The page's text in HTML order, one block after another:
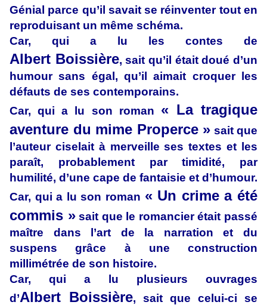
Génial parce qu’il savait se réinventer tout en
reproduisant un même schéma.
Car, qui a lu les contes de
Albert Boissière, sait qu’il était doué d’un
humour sans égal, qu’il aimait croquer les
défauts de ses contemporains.
Car, qui a lu son roman « La tragique
aventure du mime Properce » sait que
l’auteur ciselait à merveille ses textes et les
paraît, probablement par timidité, par
humilité, d’une cape de fantaisie et d’humour.
Car, qui a lu son roman « Un crime a été
commis »sait que le romancier était passé
maître dans l’art de la narration et du
suspens grâce à une construction
millimétrée de son histoire.
Car, qui a lu plusieurs ouvrages
d’Albert Boissière, sait que celui-ci se